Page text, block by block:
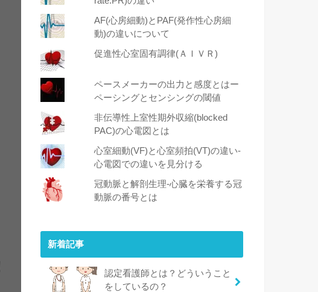
AF(心房細動)とPAF(発作性心房細
動)の違いについて
促進性心室固有調律(ＡＩＶＲ)
ペースメーカーの出力と感度とはー
ペーシングとセンシングの閾値
非伝導性上室性期外収縮(blocked
PAC)の心電図とは
心室細動(VF)と心室頻拍(VT)の違い‐
心電図での違いを見分ける
冠動脈と解剖生理-心臓を栄養する冠
動脈の番号とは
新着記事
認定看護師とは？どういうこと
をしているの？